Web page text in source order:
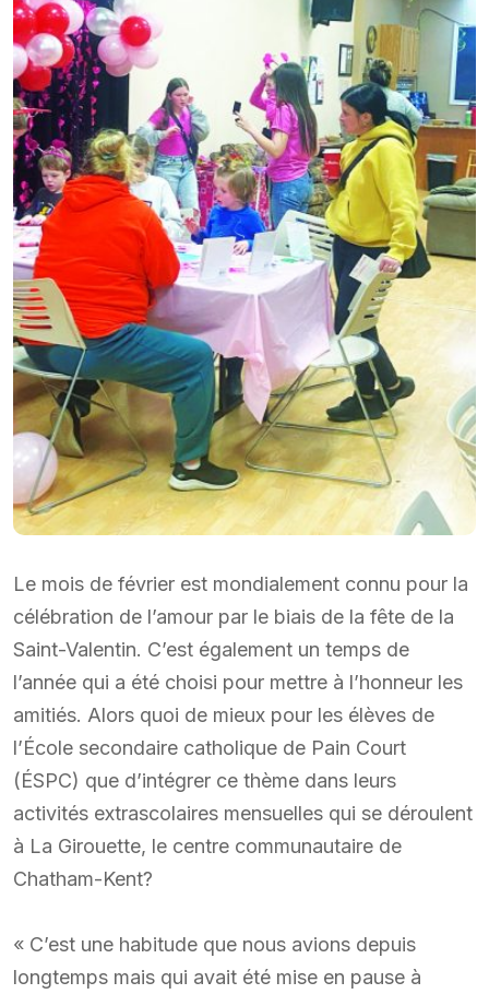
Le mois de février est mondialement connu pour la
célébration de l’amour par le biais de la fête de la
Saint-Valentin. C’est également un temps de
l’année qui a été choisi pour mettre à l’honneur les
amitiés. Alors quoi de mieux pour les élèves de
l’École secondaire catholique de Pain Court
(ÉSPC) que d’intégrer ce thème dans leurs
activités extrascolaires mensuelles qui se déroulent
à La Girouette, le centre communautaire de
Chatham-Kent?
« C’est une habitude que nous avions depuis
longtemps mais qui avait été mise en pause à